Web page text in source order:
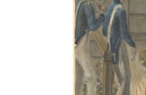
in Zürich,